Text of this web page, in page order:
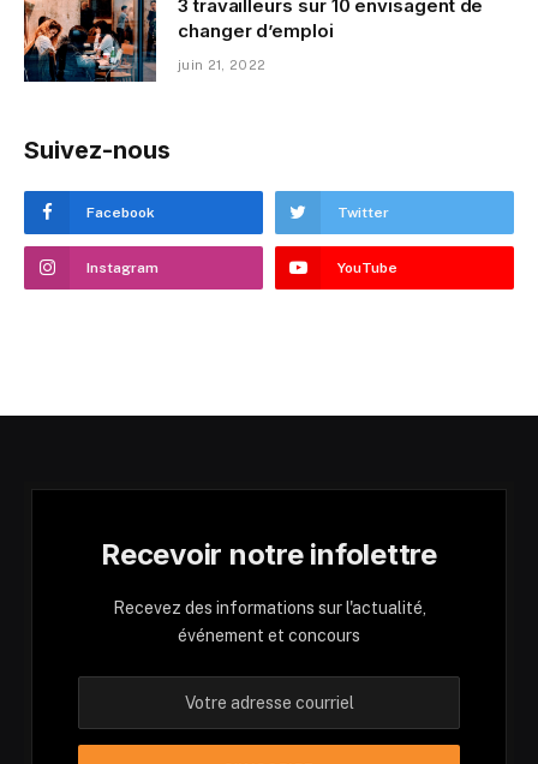
3 travailleurs sur 10 envisagent de
changer d’emploi
juin 21, 2022
Suivez-nous
Facebook Twitter
Instagram YouTube
Recevoir notre infolettre
Recevez des informations sur l'actualité,
événement et concours